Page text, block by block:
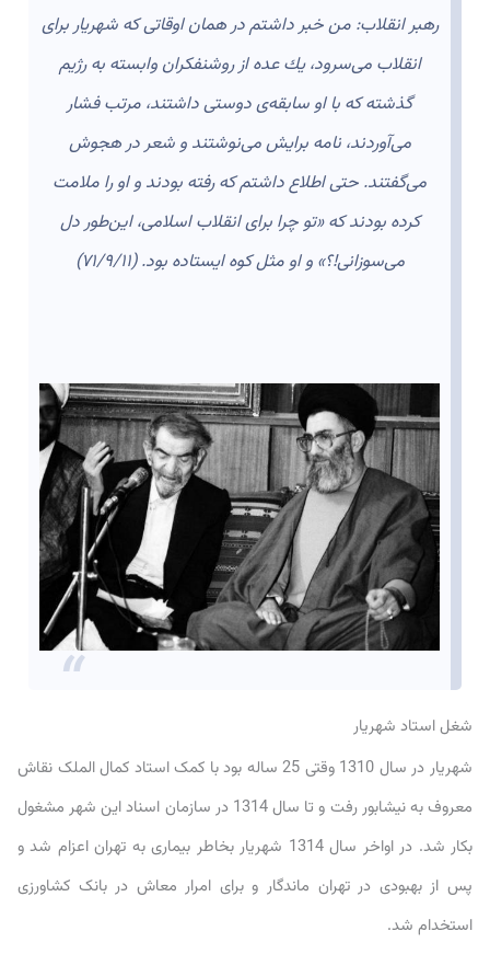
رهبر انقلاب:‌ من خبر داشتم در همان اوقاتی كه شهریار برای
انقلاب می‌سرود، یك عده از روشنفكران وابسته به رژیم
گذشته كه با او سابقه‌ی دوستی داشتند، مرتب فشار
می‌آوردند، نامه برایش می‌نوشتند و شعر در هجوش
می‌گفتند. حتی اطلاع داشتم كه رفته بودند و او را ملامت
كرده بودند كه «تو چرا برای انقلاب اسلامی، این‌طور دل
می‌سوزانی!؟» و او مثل كوه ایستاده بود. (۷۱/۹/۱۱)
شغل استاد شهریار
شهریار در سال 1310 وقتی 25 ساله بود با کمک استاد کمال الملک نقاش
معروف به نیشابور رفت و تا سال 1314 در سازمان اسناد این شهر مشغول
بکار شد. در اواخر سال 1314 شهریار بخاطر بیماری به تهران اعزام شد و
پس از بهبودی در تهران ماندگار و برای امرار معاش در بانک کشاورزی
استخدام شد.